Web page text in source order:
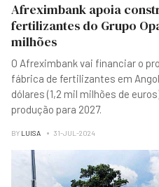
Afreximbank apoia construção de fábrica de
fertilizantes do Grupo
milhões
O Afreximbank vai financiar o
fábrica de fertilizantes em
dólares (1,2 mil milhões de
produção para 2027.
BY LUISA 31-JUL-2024